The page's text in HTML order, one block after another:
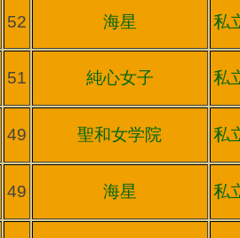
52 海星 私
51 純心女子 私
49 聖和女学院 私
49 海星 私